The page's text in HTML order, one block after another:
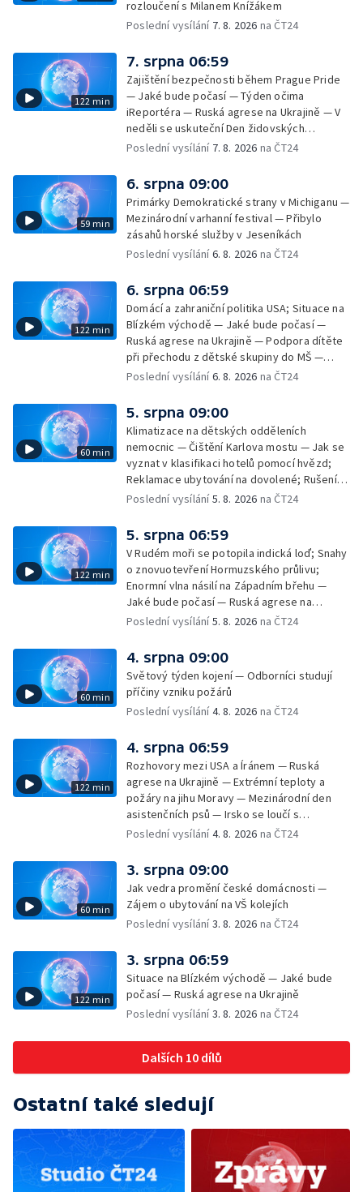
rozloučení s Milanem Knížákem
Poslední vysílání 7. 8. 2026 na ČT24
122 min
7. srpna 06:59
Zajištění bezpečnosti během Prague Pride
— Jaké bude počasí — Týden očima
iReportéra — Ruská agrese na Ukrajině — V
neděli se uskuteční Den židovských
památek — Vila Tugendhat slaví 25 let na
atletice 2026 — Výzkum: epidemie digitálních
závislostí je mýtus — Demolice vyhořelé
výškové budovy ve Zlíně
Poslední vysílání 7. 8. 2026 na ČT24
59 min
6. srpna 09:00
Primárky Demokratické strany v Michiganu —
Mezinárodní varhanní festival — Přibylo
zásahů horské služby v Jeseníkách
Poslední vysílání6. 8. 2026 na ČT24
122 min
6. srpna 06:59
Domácí a zahraniční politika USA; Situace na
Blízkém východě — Jaké bude počasí —
Ruská agrese na Ukrajině — Podpora dítěte
při přechodu z dětské skupiny do MŠ —
Filmové premiéry týdne — Dvě deci tuše v
rakovinu prsu
Poslední vysílání6. 8. 2026 na ČT24
60 min
5. srpna 09:00
Klimatizace na dětských odděleních
nemocnic — Čištění Karlova mostu — Jak se
vyznat v klasifikaci hotelů pomocí hvězd;
Reklamace ubytování na dovolené; Rušení
dovolené kvůli přírodním živlům; Práva
na dovolené v zahraničí; Platby a výběry na
dovolené v zahraničí — Těžba léčivé rašeliny
u Malé Morávky
Poslední vysílání5. 8. 2026 na ČT24
122 min
5. srpna 06:59
V Rudém moři se potopila indická loď; Snahy
o znovuotevření Hormuzského průlivu;
Enormní vlna násilí na Západním břehu —
Jaké bude počasí — Ruská agrese na
Ukrajině — Vliv veder na lidské orgány — Při
— Třem obcím na Brněnsku dočasně došla
pitná voda — SP v orientačním běhu v Česku
— Horko a požáry sužují Evropu — Rybářský
příměstský tábor
Poslední vysílání5. 8. 2026 na ČT24
60 min
4. srpna 09:00
Světový týden kojení — Odborníci studují
příčiny vzniku požárů
Poslední vysílání4. 8. 2026 na ČT24
122 min
4. srpna 06:59
Rozhovory mezi USA a Íránem — Ruská
agrese na Ukrajině — Extrémní teploty a
požáry na jihu Moravy — Mezinárodní den
asistenčních psů — Irsko se loučí s
hudebníkem Glenem Hansardem
Poslední vysílání4. 8. 2026 na ČT24
60 min
3. srpna 09:00
Jak vedra promění české domácnosti —
Zájem o ubytování na VŠ kolejích
Poslední vysílání3. 8. 2026 na ČT24
122 min
3. srpna 06:59
Situace na Blízkém východě — Jaké bude
počasí — Ruská agrese na Ukrajině
Poslední vysílání3. 8. 2026 na ČT24
Dalších 10 dílů
Ostatní také sledují